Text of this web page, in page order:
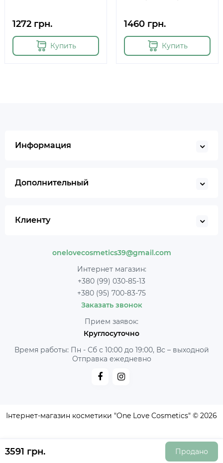
1272 грн.
Купить
1460 грн.
Купить
3591 грн. Продано
Информация
Дополнительный
Клиенту
onelovecosmetics39@gmail.com
Интернет магазин:
+380 (99) 030-85-13
+380 (95) 700-83-75
Заказать звонок
Прием заявок:
Круглосуточно
Время работы: Пн - Сб с 10:00 до 19:00, Вс – выходной
Отправка ежедневно
Інтернет-магазин косметики "One Love Cosmetics" © 2026